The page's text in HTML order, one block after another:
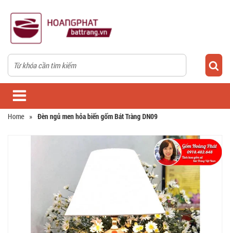
Home » Đèn ngủ men hỏa biến gốm Bát Tràng DN09